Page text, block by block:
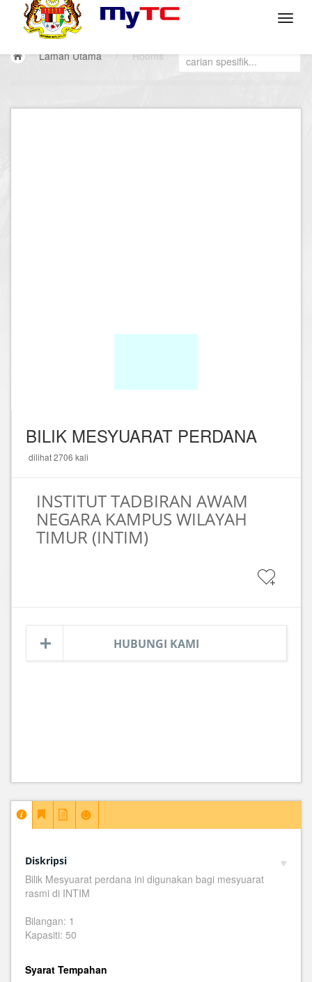
Laman Utama / Rooms
BILIK MESYUARAT PERDANA
dilihat 2706 kali
INSTITUT TADBIRAN AWAM
NEGARA KAMPUS WILAYAH
TIMUR (INTIM)
HUBUNGI KAMI
Diskripsi
Bilik Mesyuarat perdana ini digunakan bagi mesyuarat
rasmi di INTIM
Bilangan: 1
Kapasiti: 50
Syarat Tempahan